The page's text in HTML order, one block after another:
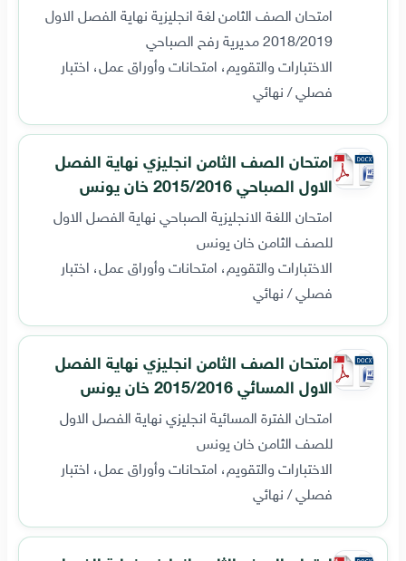
امتحان الصف الثامن لغة انجليزية نهاية الفصل الاول
2018/2019 مديرية رفح الصباحي
الاختبارات والتقويم، امتحانات وأوراق عمل، اختبار
فصلي / نهائي
امتحان الصف الثامن انجليزي نهاية الفصل
الاول الصباحي 2015/2016 خان يونس
امتحان اللغة الانجليزية الصباحي نهاية الفصل الاول
للصف الثامن خان يونس
الاختبارات والتقويم، امتحانات وأوراق عمل، اختبار
فصلي / نهائي
امتحان الصف الثامن انجليزي نهاية الفصل
الاول المسائي 2015/2016 خان يونس
امتحان الفترة المسائية انجليزي نهاية الفصل الاول
للصف الثامن خان يونس
الاختبارات والتقويم، امتحانات وأوراق عمل، اختبار
فصلي / نهائي